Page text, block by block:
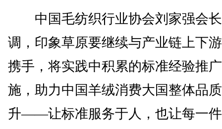
中国毛纺织行业协会刘家强会
调，印象草原要继续与产业链上下
携手，将实践中积累的标准经验推
施，助力中国羊绒消费大国整体品
升——让标准服务于人，也让每一